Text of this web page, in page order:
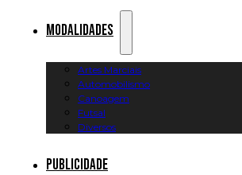
Modalidades
Artes Marciais
Automobilismo
Canoagem
Futsal
Diversos
Publicidade